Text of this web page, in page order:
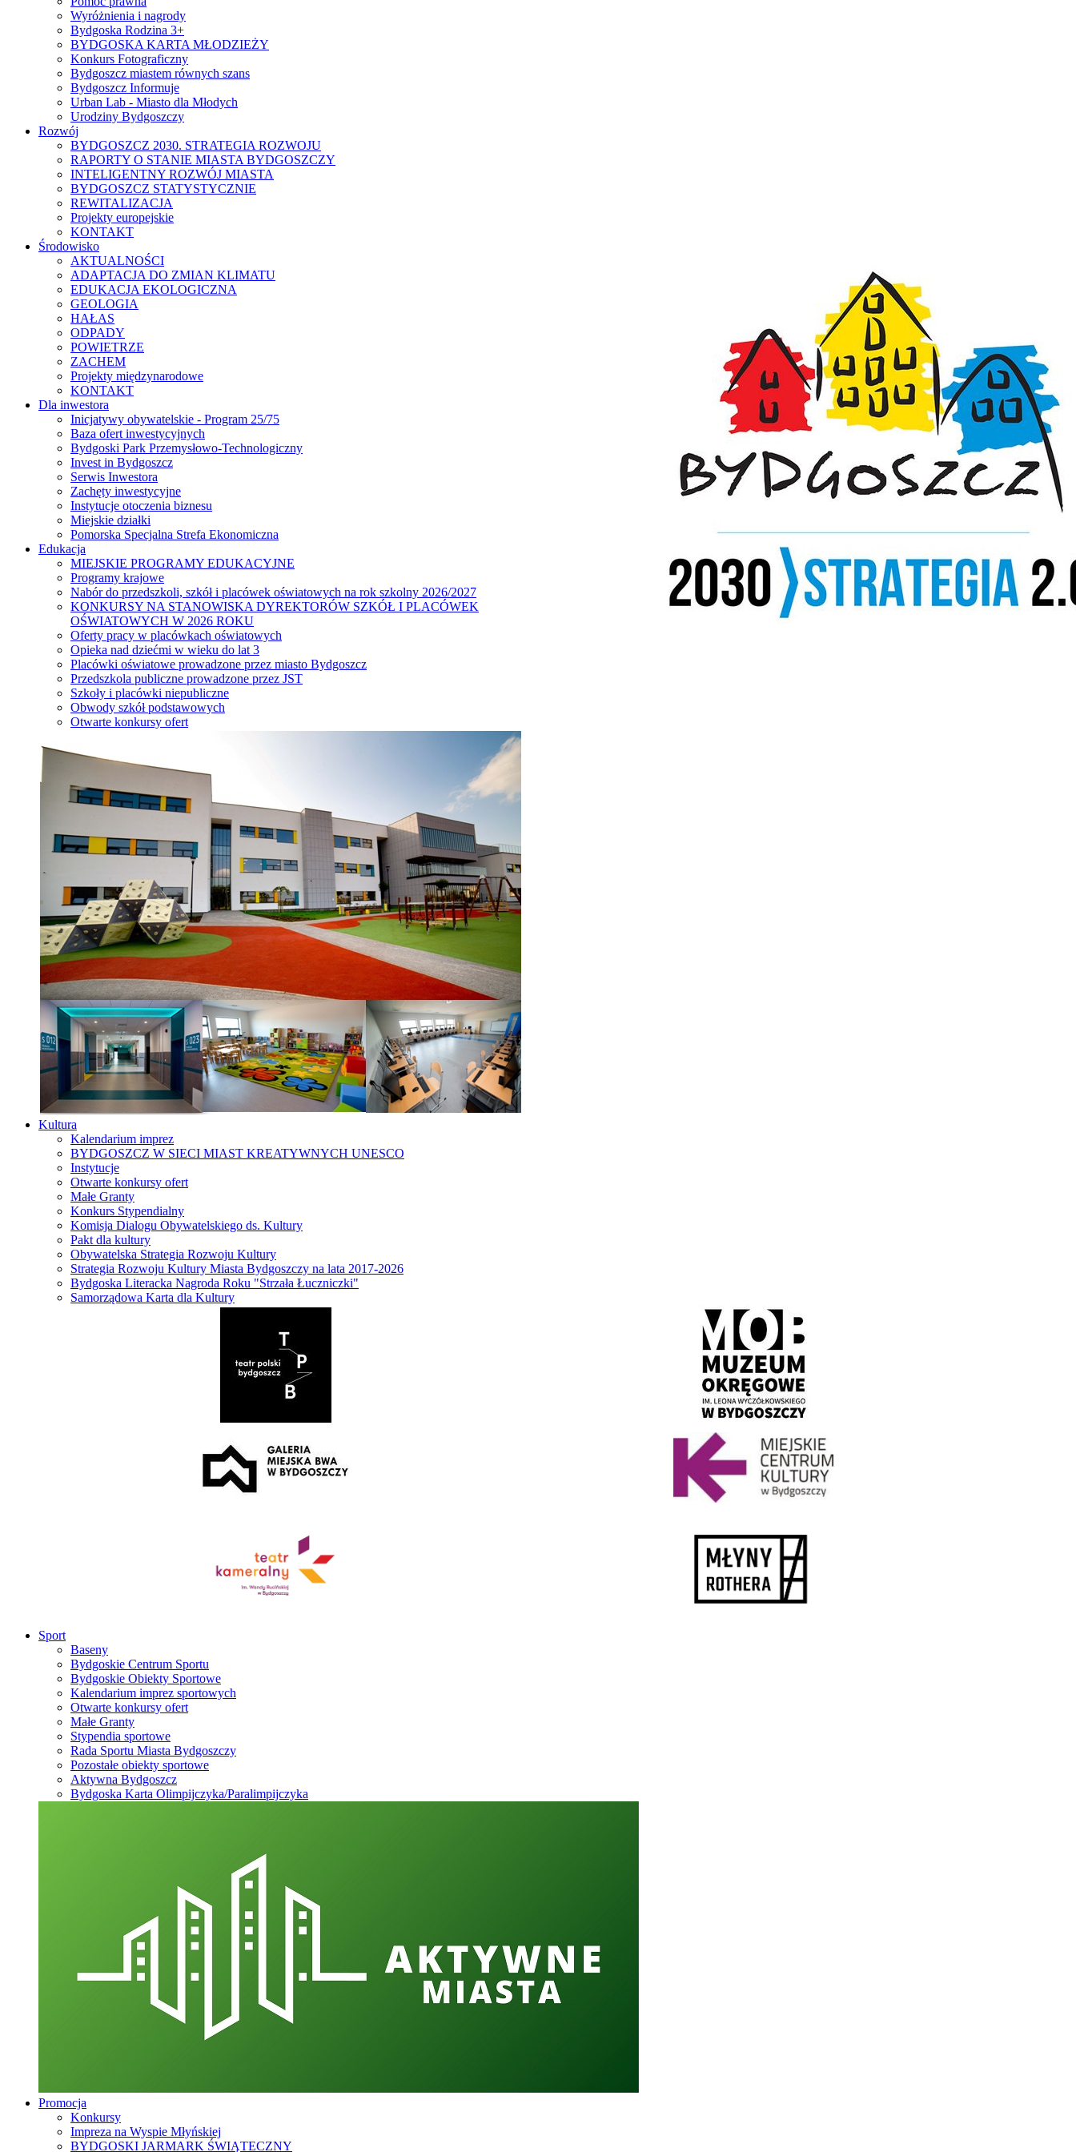
Wyróżnienia i nagrody
Bydgoska Rodzina 3+
BYDGOSKA KARTA MŁODZIEŻY
Konkurs Fotograficzny
Bydgoszcz miastem równych szans
Bydgoszcz Informuje
Urban Lab - Miasto dla Młodych
Urodziny Bydgoszczy
Rozwój
BYDGOSZCZ 2030. STRATEGIA ROZWOJU
RAPORTY O STANIE MIASTA BYDGOSZCZY
INTELIGENTNY ROZWÓJ MIASTA
BYDGOSZCZ STATYSTYCZNIE
REWITALIZACJA
Projekty europejskie
KONTAKT
Środowisko
AKTUALNOŚCI
ADAPTACJA DO ZMIAN KLIMATU
EDUKACJA EKOLOGICZNA
GEOLOGIA
HAŁAS
ODPADY
POWIETRZE
ZACHEM
Projekty międzynarodowe
KONTAKT
Dla inwestora
Inicjatywy obywatelskie - Program 25/75
Baza ofert inwestycyjnych
Bydgoski Park Przemysłowo-Technologiczny
Invest in Bydgoszcz
Serwis Inwestora
Zachęty inwestycyjne
Instytucje otoczenia biznesu
Miejskie działki
Pomorska Specjalna Strefa Ekonomiczna
Edukacja
MIEJSKIE PROGRAMY EDUKACYJNE
Programy krajowe
Nabór do przedszkoli, szkół i placówek oświatowych na rok szkolny 2026/2027
KONKURSY NA STANOWISKA DYREKTORÓW SZKÓŁ I PLACÓWEK
OŚWIATOWYCH W 2026 ROKU
Oferty pracy w placówkach oświatowych
Opieka nad dziećmi w wieku do lat 3
Placówki oświatowe prowadzone przez miasto Bydgoszcz
Przedszkola publiczne prowadzone przez JST
Szkoły i placówki niepubliczne
Obwody szkół podstawowych
Otwarte konkursy ofert
Kultura
Kalendarium imprez
BYDGOSZCZ W SIECI MIAST KREATYWNYCH UNESCO
Instytucje
Otwarte konkursy ofert
Małe Granty
Konkurs Stypendialny
Komisja Dialogu Obywatelskiego ds. Kultury
Pakt dla kultury
Obywatelska Strategia Rozwoju Kultury
Strategia Rozwoju Kultury Miasta Bydgoszczy na lata 2017-2026
Bydgoska Literacka Nagroda Roku "Strzała Łuczniczki"
Samorządowa Karta dla Kultury
Sport
Baseny
Bydgoskie Centrum Sportu
Bydgoskie Obiekty Sportowe
Kalendarium imprez sportowych
Otwarte konkursy ofert
Małe Granty
Stypendia sportowe
Rada Sportu Miasta Bydgoszczy
Pozostałe obiekty sportowe
Aktywna Bydgoszcz
Bydgoska Karta Olimpijczyka/Paralimpijczyka
Promocja
Konkursy
Impreza na Wyspie Młyńskiej
BYDGOSKI JARMARK ŚWIĄTECZNY